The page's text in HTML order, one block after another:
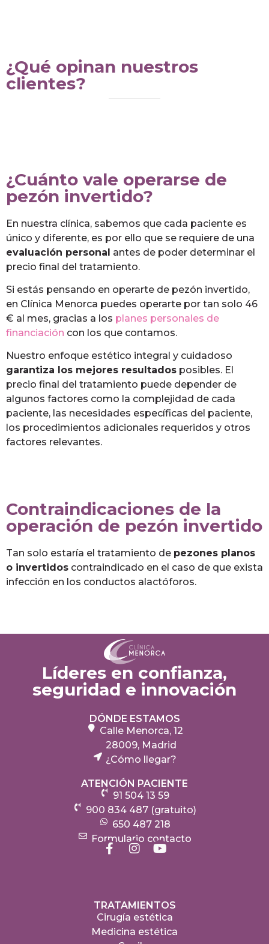
¿Qué opinan nuestros
clientes?
¿Cuánto vale operarse de
pezón invertido?
En nuestra clínica, sabemos que cada paciente es
único y diferente, es por ello que se requiere de una
evaluación personal antes de poder determinar el
precio final del tratamiento.
Si estás pensando en operarte de pezón invertido,
en Clínica Menorca puedes operarte por tan solo 46
€ al mes, gracias a los planes personales de
financiación con los que contamos.
Nuestro enfoque estético integral y cuidadoso
garantiza los mejores resultados posibles. El
precio final del tratamiento puede depender de
algunos factores como la complejidad de cada
paciente, las necesidades específicas del paciente,
los procedimientos adicionales requeridos y otros
factores relevantes.
Contraindicaciones de la
operación de pezón invertido
Tan solo estaría el tratamiento de pezones planos
o invertidos contraindicado en el caso de que exista
infección en los conductos alactóforos.
Líderes en confianza,
seguridad e innovación
DÓNDE ESTAMOS
Calle Menorca, 12
28009, Madrid
¿Cómo llegar?
ATENCIÓN PACIENTE
91 504 13 59
900 834 487 (gratuito)
650 487 218
Formulario contacto
TRATAMIENTOS
Cirugía estética
Medicina estética